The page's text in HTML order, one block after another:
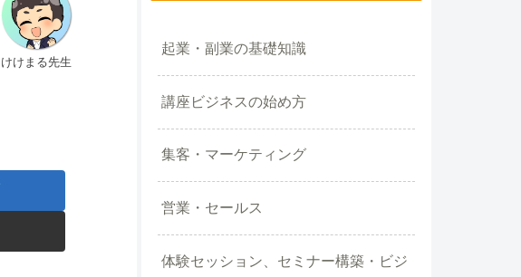
けけまる先生
起業・副業の基礎知識
講座ビジネスの始め方
集客・マーケティング
営業・セールス
体験セッション、セミナー構築・ビジ